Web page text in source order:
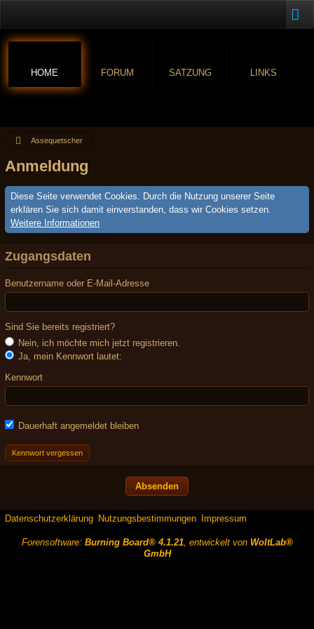
HOME FORUM SATZUNG LINKS
Assequetscher
Anmeldung
Diese Seite verwendet Cookies. Durch die Nutzung unserer Seite
erklären Sie sich damit einverstanden, dass wir Cookies setzen.
Weitere Informationen
Zugangsdaten
Benutzername oder E-Mail-Adresse
Sind Sie bereits registriert?
Nein, ich möchte mich jetzt registrieren.
Ja, mein Kennwort lautet:
Kennwort
Dauerhaft angemeldet bleiben
Kennwort vergessen
Datenschutzerklärung Nutzungsbestimmungen Impressum
Forensoftware: Burning Board® 4.1.21, entwickelt von WoltLab®
GmbH